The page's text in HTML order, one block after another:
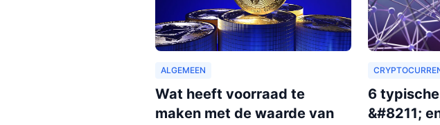
ALGEMEEN
Wat heeft voorraad te
maken met de waarde van
6
&#8211;